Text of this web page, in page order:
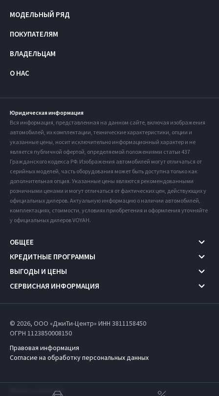
МОДЕЛЬНЫЙ РЯД
ПОКУПАТЕЛЯМ
ВЛАДЕЛЬЦАМ
О НАС
Юридическая информация
Вся информация, представленная на данном сайте, включая изображения
автомобилей, их комплектации, технические характеристики, опции и
указанные цены, носит исключительно информационный характер и не
является публичной офертой, определяемой положениями статьи 437
Гражданского кодекса РФ. Изображения автомобилей могут отличаться от
серийных моделей, часть оборудования может быть доступна только как
дополнительная опция. Указанные цены являются рекомендованными
розничными ценами и могут отличаться от фактических цен, действующих у
официальных дилеров. Актуальную информацию о наличии автомобилей,
комплектациях, стоимости, условиях приобретения и оформления уточняйте
у официальных дилеров VOYAH.
ОБЩЕЕ
КРЕДИТНЫЕ ПРОГРАММЫ
ВЫГОДЫ И ЦЕНЫ
СЕРВИСНАЯ ИНФОРМАЦИЯ
© 2026, ООО «ДжиТи-Центр» ИНН 3811158450
ОГРН 1123850008150
Правовая информация
Согласие на обработку персональных данных
Работает на технологиях